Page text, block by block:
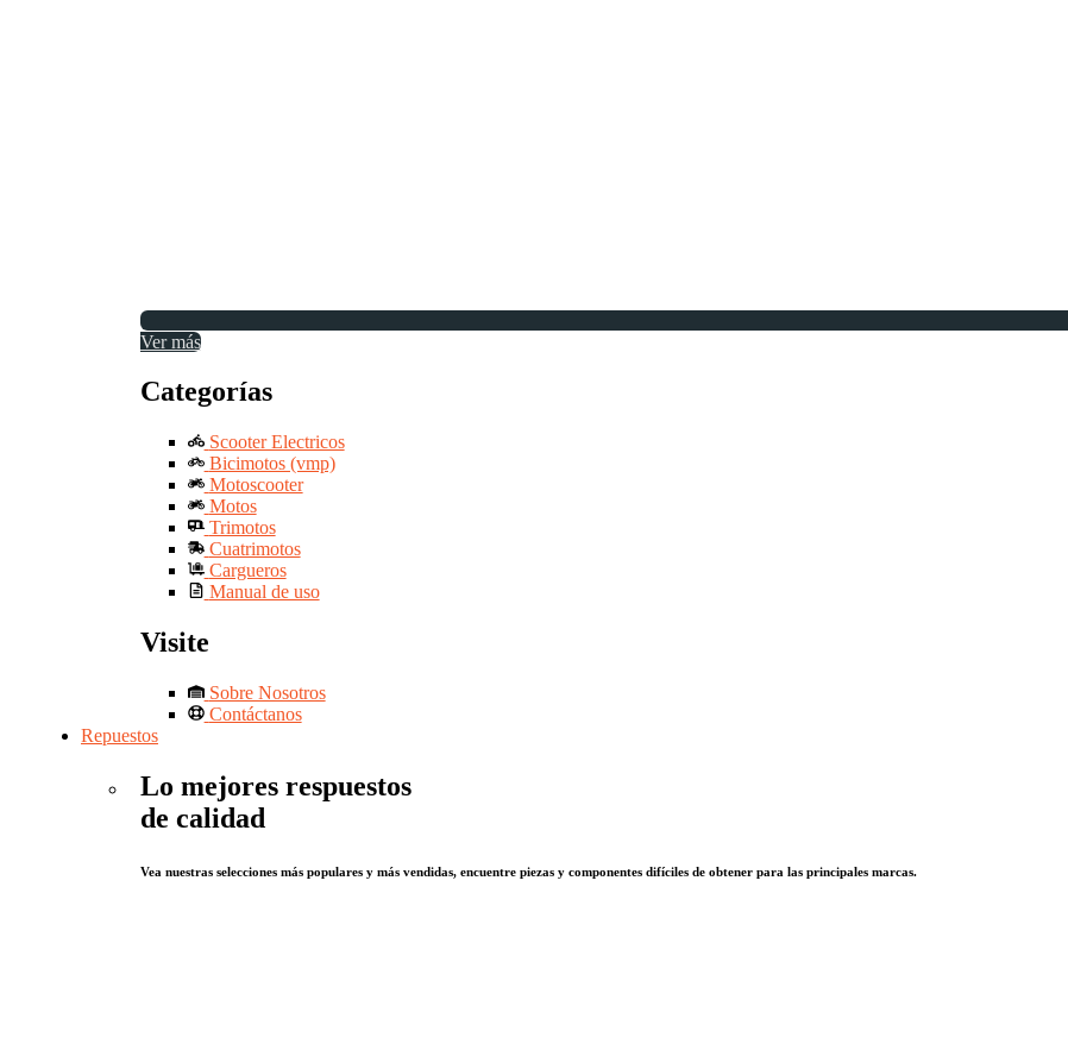
Ver más
Categorías
Scooter Electricos
Bicimotos (vmp)
Motoscooter
Motos
Trimotos
Cuatrimotos
Cargueros
Manual de uso
Visite
Sobre Nosotros
Contáctanos
Repuestos
Lo mejores respuestos
de calidad
Vea nuestras selecciones más populares y más vendidas, encuentre piezas y componentes difíciles de obtener para las principales marcas.